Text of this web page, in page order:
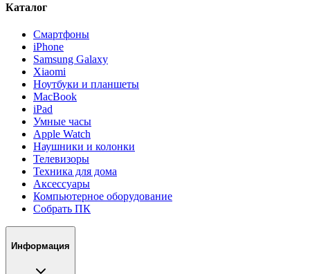
Каталог
Смартфоны
iPhone
Samsung Galaxy
Xiaomi
Ноутбуки и планшеты
MacBook
iPad
Умные часы
Apple Watch
Наушники и колонки
Телевизоры
Техника для дома
Аксессуары
Компьютерное оборудование
Собрать ПК
Информация